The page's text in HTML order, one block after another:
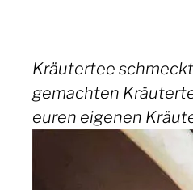
Kräutertee
gemachten
euren eigenen